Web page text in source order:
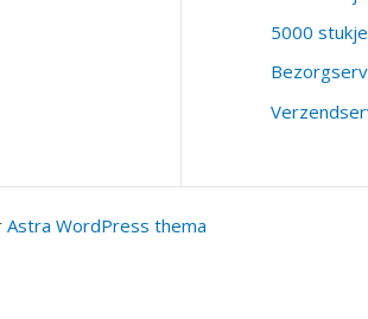
5000
Astra WordPress thema